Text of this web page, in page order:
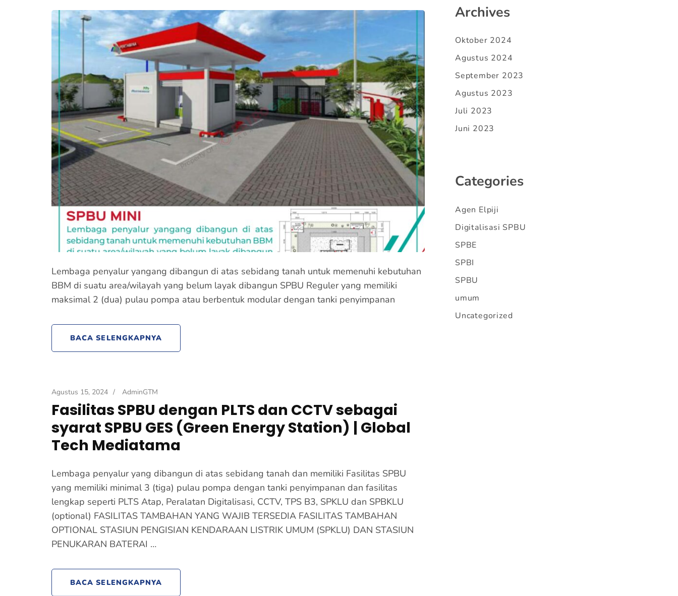
Lembaga penyalur yangang dibangun di atas sebidang tanah untuk memenuhi kebutuhan
BBM di suatu area/wilayah yang belum layak dibangun SPBU Reguler yang memiliki
maksimal 2 (dua) pulau pompa atau berbentuk modular dengan tanki penyimpanan
BACA SELENGKAPNYA
Agustus 15, 2024 / AdminGTM
Fasilitas SPBU dengan PLTS dan CCTV sebagai
syarat SPBU GES (Green Energy Station) | Global
Tech Mediatama
Lembaga penyalur yang dibangun di atas sebidang tanah dan memiliki Fasilitas SPBU
yang memiliki minimal 3 (tiga) pulau pompa dengan tanki penyimpanan dan fasilitas
lengkap seperti PLTS Atap, Peralatan Digitalisasi, CCTV, TPS B3, SPKLU dan SPBKLU
(optional) FASILITAS TAMBAHAN YANG WAJIB TERSEDIA FASILITAS TAMBAHAN
OPTIONAL STASIUN PENGISIAN KENDARAAN LISTRIK UMUM (SPKLU) DAN STASIUN
PENUKARAN BATERAI …
BACA SELENGKAPNYA
Archives
Oktober 2024
Agustus 2024
September 2023
Agustus 2023
Juli 2023
Juni 2023
Categories
Agen Elpiji
Digitalisasi SPBU
SPBE
SPBI
SPBU
umum
Uncategorized